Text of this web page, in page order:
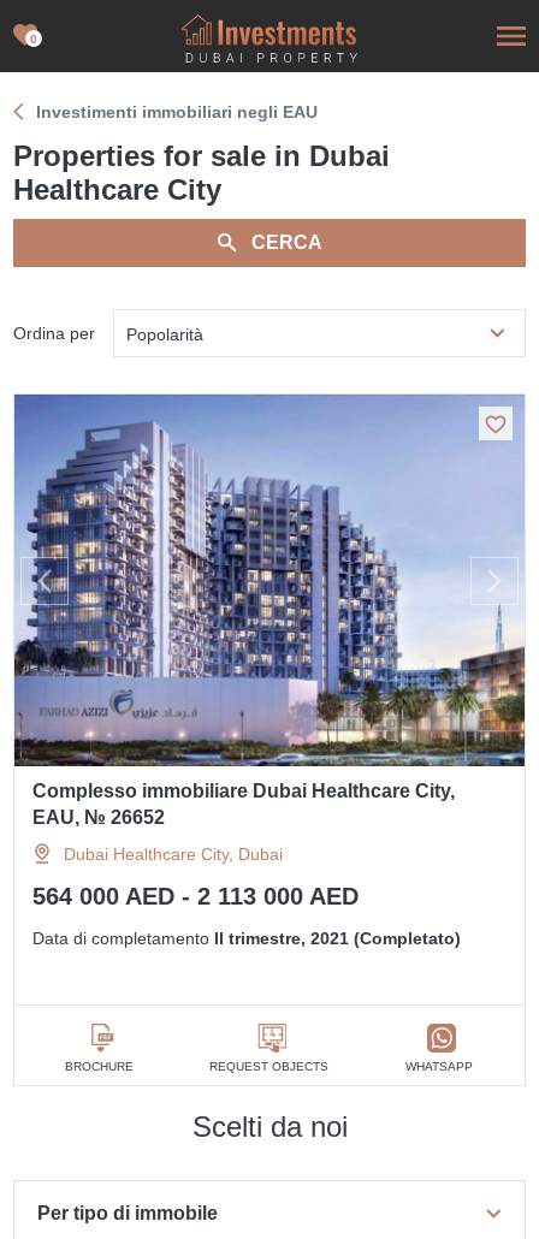
0
Investimenti immobiliari negli EAU
Properties for sale in Dubai
Healthcare City
CERCA
Ordina per Popolarità
Complesso immobiliare Dubai Healthcare City,
EAU, № 26652
Dubai Healthcare City, Dubai
564 000 AED - 2 113 000 AED
Data di completamento II trimestre, 2021 (Completato)
BROCHURE REQUEST OBJECTS WHATSAPP
Scelti da noi
Per tipo di immobile